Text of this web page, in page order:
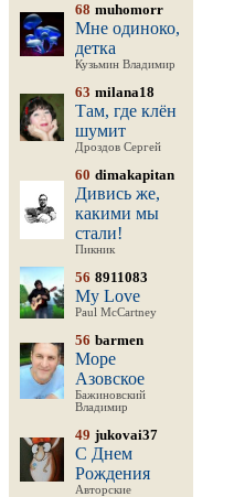
68 muhomorr
Мне одиноко,
детка
Кузьмин Владимир
63 milana18
Там, где клён
шумит
Дроздов Сергей
60 dimakapitan
Дивись же,
какими мы
стали!
Пикник
56 8911083
My Love
Paul McCartney
56 barmen
Море
Азовское
Бажиновский
Владимир
49 jukovai37
С Днем
Рождения
Авторские